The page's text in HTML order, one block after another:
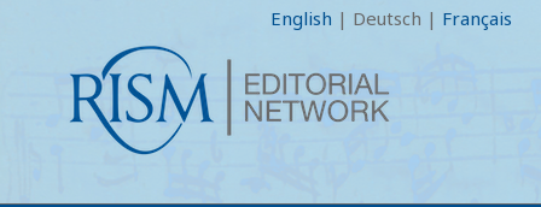
English | Deutsch | Français